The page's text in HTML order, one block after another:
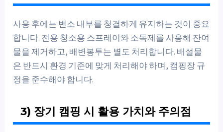
사용 후에는 변소 내부를 청결하게 유지하는 것이 중요
합니다. 전용 청소용 스프레이와 소독제를 사용해 잔여
물을 제거하고, 배변봉투는 별도 처리합니다. 배설물
은 반드시 환경 기준에 맞게 처리해야 하며, 캠핑장 규
정을 준수해야 합니다.
3) 장기 캠핑 시 활용 가치와 주의점